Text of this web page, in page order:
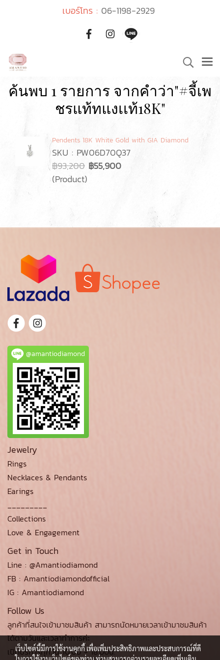
เบอร์โทร : 06-1198-2929
ค้นพบ 1 รายการ จากคำว่า"#จี้เพ
ชรแท้ทแงเเท้18K"
Pendents 18K White Gold with GIA Diamond
SKU : PW06D70Q37
฿93,200 ฿55,900
(Product)
@amantiodiamond
Jewelry
Rings
Necklaces & Pendants
Earings
Collections
Love & Engagement
Get in Touch
Line : @Amantiodiamond
FB : Amantiodiamondofficial
IG : Amantiodiamond
Follow Us
ลูกค้าที่สนใจเข้ามาชมสินค้า สามารถนัดหมายเวลาเข้ามาชมสินค้า
ได้ตามวันและเวลาทำการค่ะ
เปิดบริการทุกวัน 10.00 - 18.00น.
เว็บไซต์นี้มีการใช้งานคุกกี้ เพื่อเพิ่มประสิทธิภาพและประสบการณ์ที่ดี